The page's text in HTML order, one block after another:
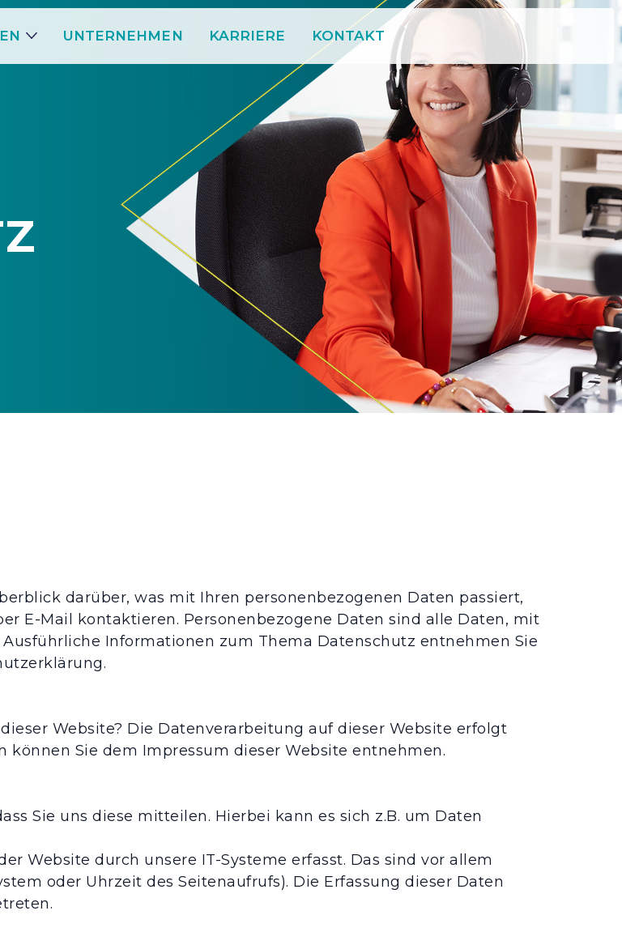
UNTERNEHMEN KARRIERE KONTAKT
darüber, was mit Ihren personenbezogenen Daten passiert,
E-Mail kontaktieren. Personenbezogene Daten sind alle Daten, mit
Informationen zum Thema Datenschutz entnehmen Sie
Website? Die Datenverarbeitung auf dieser Website erfolgt
Sie dem Impressum dieser Website entnehmen.
Sie uns diese mitteilen. Hierbei kann es sich z.B. um Daten
Website durch unsere IT-Systeme erfasst. Das sind vor allem
oder Uhrzeit des Seitenaufrufs). Die Erfassung dieser Daten